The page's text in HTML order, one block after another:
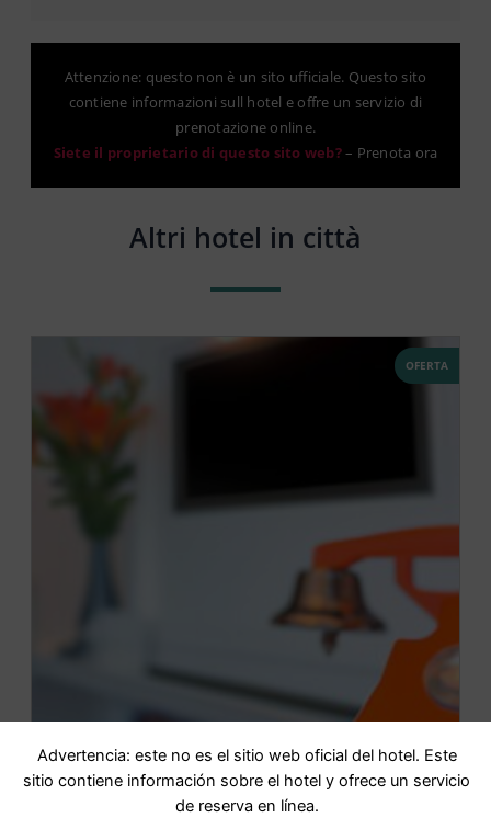
Attenzione: questo non è un sito ufficiale. Questo sito
contiene informazioni sull hotel e offre un servizio di
prenotazione online.
Siete il proprietario di questo sito web?– Prenota ora
Altri hotel in città
OFERTA
Spiaggia di Timpi Russi
Advertencia: este no es el sitio web oficial del hotel. Este
sitio contiene información sobre el hotel y ofrece un servicio
de reserva en línea.